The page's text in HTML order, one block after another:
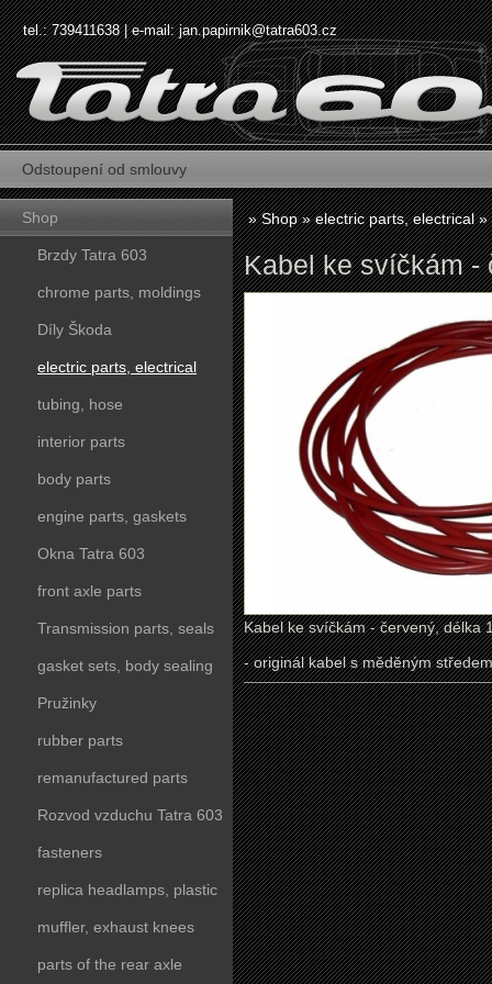
tel.: 739411638 | e-mail:jan.papirnik@tatra603.cz
Odstoupení od smlouvy
Shop
Brzdy Tatra 603
chrome parts, moldings
Díly Škoda
electric parts, electrical
tubing, hose
interior parts
body parts
engine parts, gaskets
Okna Tatra 603
front axle parts
Transmission parts, seals
gasket sets, body sealing
Pružinky
rubber parts
remanufactured parts
Rozvod vzduchu Tatra 603
fasteners
replica headlamps, plastic
parts
muffler, exhaust knees
parts of the rear axle
»Shop»electric parts, electrical»
Kabel ke svíčkám -
Kabel ke svíčkám - červený, délka
- originál kabel s měděným středem